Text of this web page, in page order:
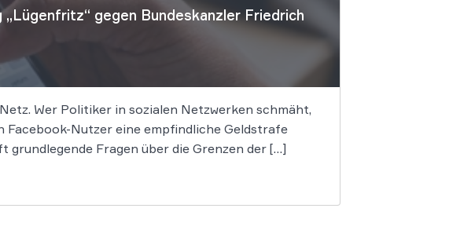
gegen Bundeskanzler Friedrich
Wer Politiker in sozialen Netzwerken schmäht,
Nutzer eine empfindliche Geldstrafe
grundlegende Fragen über die Grenzen der […]